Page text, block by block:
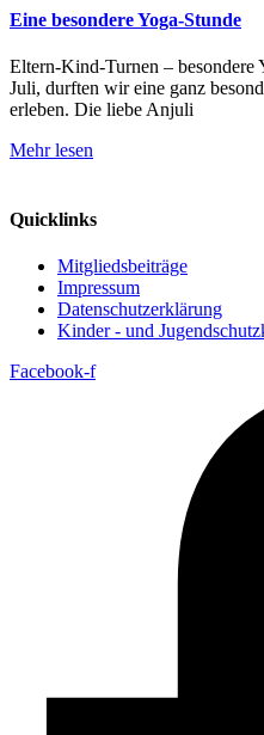
Eine besondere Yoga-Stunde
Eltern-Kind-Turnen – besondere
Juli, durften wir eine ganz
erleben. Die liebe Anjuli
Mehr lesen
Quicklinks
Mitgliedsbeiträge
Impressum
Datenschutzerklärung
Kinder - und
Facebook-f